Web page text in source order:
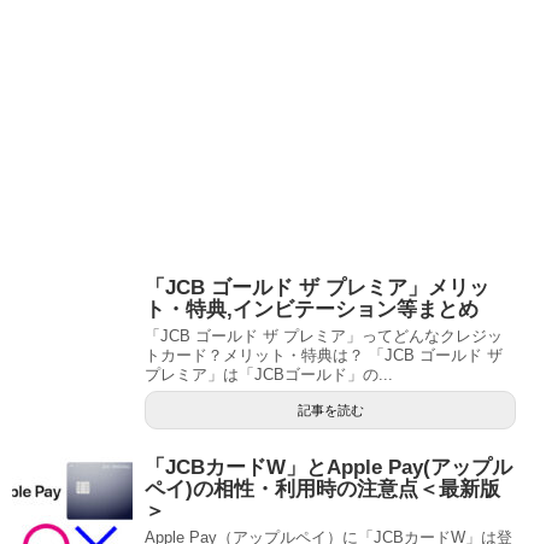
「JCB ゴールド ザ プレミア」メリッ
ト・特典,インビテーション等まとめ
「JCB ゴールド ザ プレミア」ってどんなクレジッ
トカード？メリット・特典は？ 「JCB ゴールド ザ
プレミア」は「JCBゴールド」の...
記事を読む
「JCBカードW」とApple Pay(アップル
ペイ)の相性・利用時の注意点＜最新版
＞
Apple Pay（アップルペイ）に「JCBカードW」は登